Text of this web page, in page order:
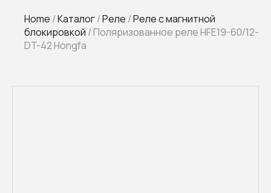
Home /Каталог/Реле /Реле с магнитной
блокировкой / Поляризованное реле HFE19-60/12-
DT-42 Hongfa